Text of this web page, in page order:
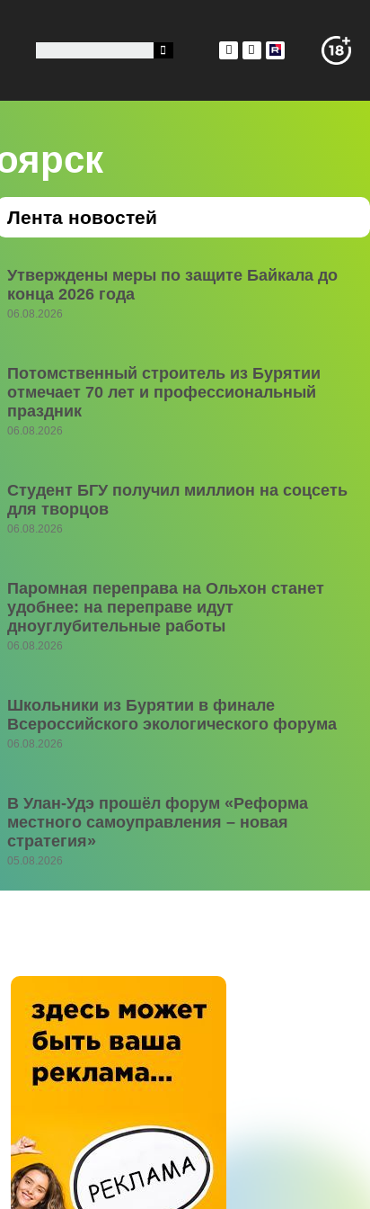
Лента новостей
Утверждены меры по защите Байкала до
конца 2026 года
06.08.2026
Потомственный строитель из Бурятии
отмечает 70 лет и профессиональный
праздник
06.08.2026
Студент БГУ получил миллион на соцсеть
для творцов
06.08.2026
Паромная переправа на Ольхон станет
удобнее: на переправе идут
дноуглубительные работы
06.08.2026
Школьники из Бурятии в финале
Всероссийского экологического форума
06.08.2026
В Улан-Удэ прошёл форум «Реформа
местного самоуправления – новая
стратегия»
05.08.2026